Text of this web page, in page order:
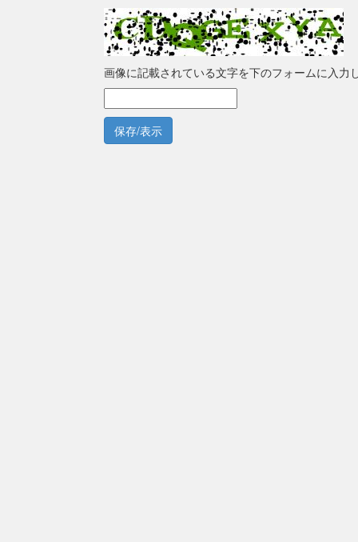
画像に記載されている文字を下のフォームに入力
保存/表示